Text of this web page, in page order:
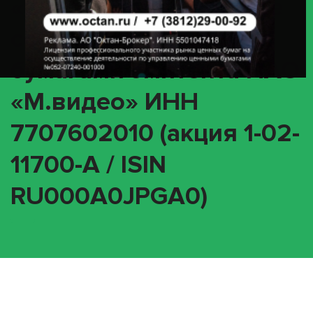
«Внеочередное общее
собрание» с ценными
бумагами эмитента ПАО
«М.видео» ИНН
7707602010 (акция 1-02-
11700-A / ISIN
RU000A0JPGA0)